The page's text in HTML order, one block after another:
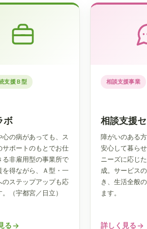
支援Ｂ型
ボ
心の病があっても、ス
サポートのもとでお仕
る非雇用型の事業所で
を得ながら、Ａ型・一
のステップアップも応
（宇都宮／日立）
る
相談支援事業
相談支援
障がいのある
安心して暮ら
ニーズに応じ
成。サービス
き、生活全般
ます。
詳しく見る